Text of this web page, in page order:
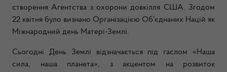
створення Агентства з охорони довкілля США. Згодом
22 квітня було визнано Організацією Об’єднаних Націй як
Міжнародний день Матері-Землі.
Сьогодні День Землі відзначається під гаслом «Наша
сила, наша планета», з акцентом на розвиток